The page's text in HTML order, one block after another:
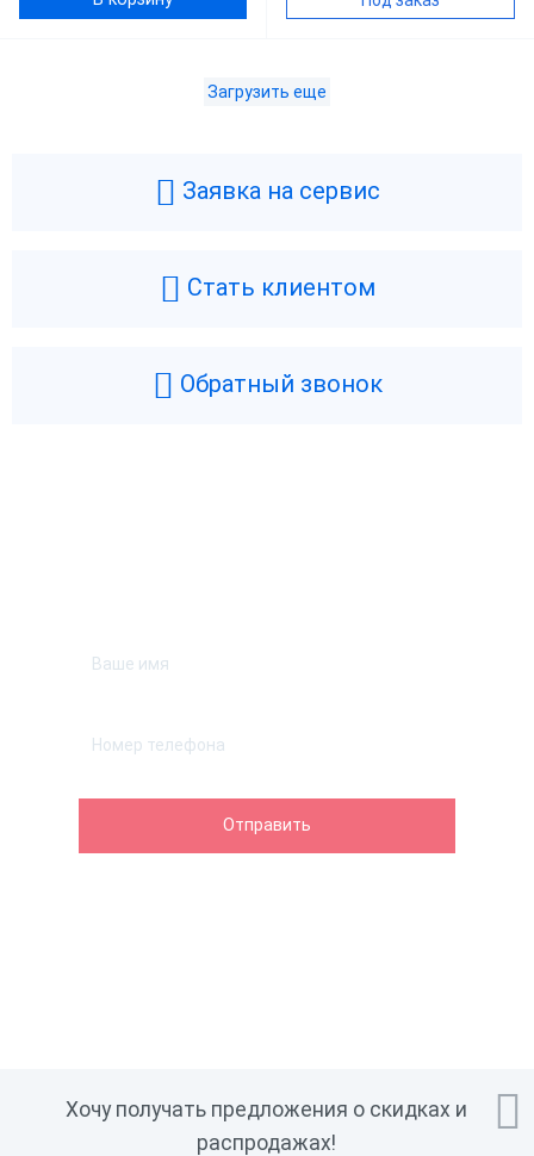
Загрузить еще
Заявка на сервис
Стать клиентом
Обратный звонок

Хочу получать предложения о скидках и
распродажах!